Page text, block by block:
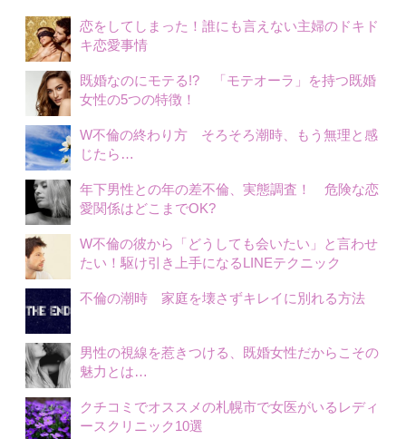
恋をしてしまった！誰にも言えない主婦のドキド
キ恋愛事情
既婚なのにモテる!? 「モテオーラ」を持つ既婚
女性の5つの特徴！
W不倫の終わり方 そろそろ潮時、もう無理と感
じたら…
年下男性との年の差不倫、実態調査！ 危険な恋
愛関係はどこまでOK?
W不倫の彼から「どうしても会いたい」と言わせ
たい！駆け引き上手になるLINEテクニック
不倫の潮時 家庭を壊さずキレイに別れる方法
男性の視線を惹きつける、既婚女性だからこその
魅力とは…
クチコミでオススメの札幌市で女医がいるレディ
ースクリニック10選